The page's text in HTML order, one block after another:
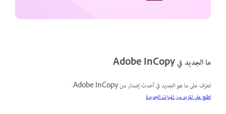
ما الجديد في Adobe InCopy
تعرّف على ما هو الجديد في أحدث إصدار من Adobe InCopy.
اطلع على المزيد من الميزات الجديدة